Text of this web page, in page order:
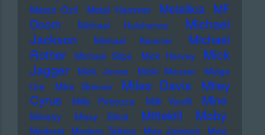
Mesut Özil
Metal Hammer Metallica MF
Doom
Michael Hutchence
Michael
Jackson
Michael Kemner
Michael
Rother
Michael Stipe Mick Harvey
Mick
Jagger
Mick Jones Micki Meuser
Midge
Ure
Mike Skinner Miles Davis
Miley
Cyrus
Mille Petrozza Milli Vanilli Mine
Ministry Missy Elliott Mittekill Moby
Moderat Modern Talking Moe Jacksch
Mois